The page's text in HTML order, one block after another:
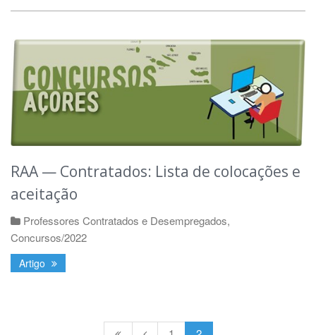
RAA — Contratados: Lista de colocações e
aceitação
Professores Contratados e Desempregados,
Concursos/2022
Artigo